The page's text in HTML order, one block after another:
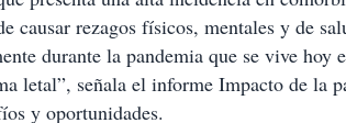
causar rezagos físicos, mentales y de
durante la pandemia que se vive
letal”, señala el informe Impacto de la
y oportunidades.